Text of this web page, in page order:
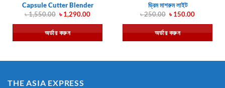
Capsule Cutter Blender
৳1,550.00 Original
price
was:
৳ 1,550.00.
৳1,290.00Current
is:
৳ 1,290.00.
অর্ডার করুন
ড্রিম মাশরুম লাইট
৳250.00 Original
was:
৳ 250.00.
৳150.00Current
is:
৳ 150.00.
অর্ডার করুন
THE ASIA EXPRESS